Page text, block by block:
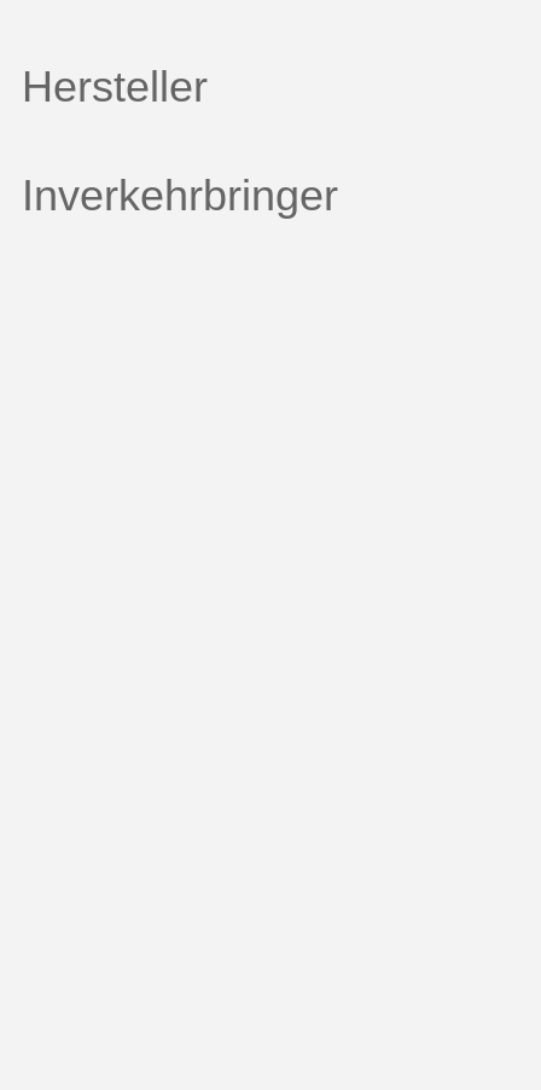
Hersteller
Inverkehrbringer